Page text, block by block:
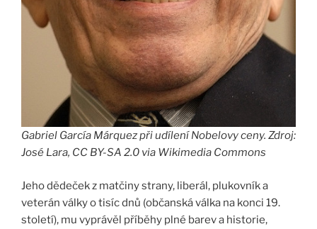
Gabriel García Márquez při udílení Nobelovy ceny. Zdroj:
José Lara, CC BY-SA 2.0 via Wikimedia Commons
Jeho dědeček z matčiny strany, liberál, plukovník a
veterán války o tisíc dnů (občanská válka na konci 19.
století), mu vyprávěl příběhy plné barev a historie,